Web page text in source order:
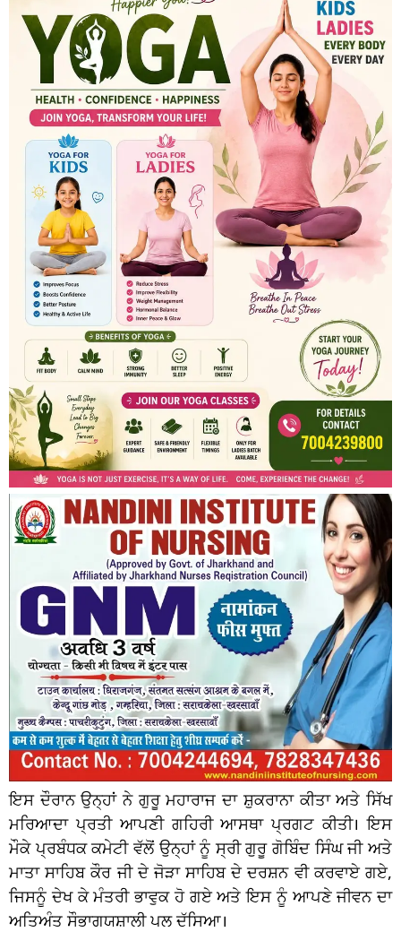
ਇਸ ਦੌਰਾਨ ਉਨ੍ਹਾਂ ਨੇ ਗੁਰੂ ਮਹਾਰਾਜ ਦਾ ਸ਼ੁਕਰਾਨਾ ਕੀਤਾ ਅਤੇ ਸਿੱਖ
ਮਰਿਆਦਾ ਪ੍ਰਤੀ ਆਪਣੀ ਗਹਿਰੀ ਆਸਥਾ ਪ੍ਰਗਟ ਕੀਤੀ। ਇਸ
ਮੌਕੇ ਪ੍ਰਬੰਧਕ ਕਮੇਟੀ ਵੱਲੋਂ ਉਨ੍ਹਾਂ ਨੂੰ ਸ੍ਰੀ ਗੁਰੂ ਗੋਬਿੰਦ ਸਿੰਘ ਜੀ ਅਤੇ
ਮਾਤਾ ਸਾਹਿਬ ਕੌਰ ਜੀ ਦੇ ਜੋੜਾ ਸਾਹਿਬ ਦੇ ਦਰਸ਼ਨ ਵੀ ਕਰਵਾਏ ਗਏ,
ਜਿਸਨੂੰ ਦੇਖ ਕੇ ਮੰਤਰੀ ਭਾਵੁਕ ਹੋ ਗਏ ਅਤੇ ਇਸ ਨੂੰ ਆਪਣੇ ਜੀਵਨ ਦਾ
ਅਤਿਅੰਤ ਸੌਭਾਗਯਸ਼ਾਲੀ ਪਲ ਦੱਸਿਆ।